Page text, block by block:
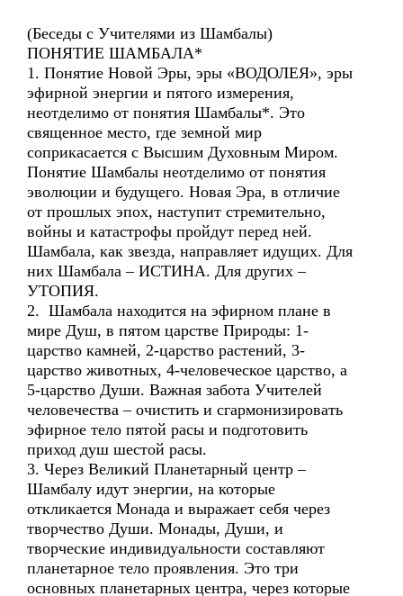
(Беседы с Учителями из Шамбалы)
ПОНЯТИЕ ШАМБАЛА*
1. Понятие Новой Эры, эры «ВОДОЛЕЯ», эры
эфирной энергии и пятого измерения,
неотделимо от понятия Шамбалы*. Это
священное место, где земной мир
соприкасается с Высшим Духовным Миром.
Понятие Шамбалы неотделимо от понятия
эволюции и будущего. Новая Эра, в отличие
от прошлых эпох, наступит стремительно,
войны и катастрофы пройдут перед ней.
Шамбала, как звезда, направляет идущих. Для
них Шамбала – ИСТИНА. Для других –
УТОПИЯ.
2. Шамбала находится на эфирном плане в
мире Душ, в пятом царстве Природы: 1-
царство камней, 2-царство растений, 3-
царство животных, 4-человеческое царство, а
5-царство Души. Важная забота Учителей
человечества – очистить и сгармонизировать
эфирное тело пятой расы и подготовить
приход душ шестой расы.
3. Через Великий Планетарный центр –
Шамбалу идут энергии, на которые
откликается Монада и выражает себя через
творчество Души. Монады, Души, и
творческие индивидуальности составляют
планетарное тело проявления. Это три
основных планетарных центра, через которые